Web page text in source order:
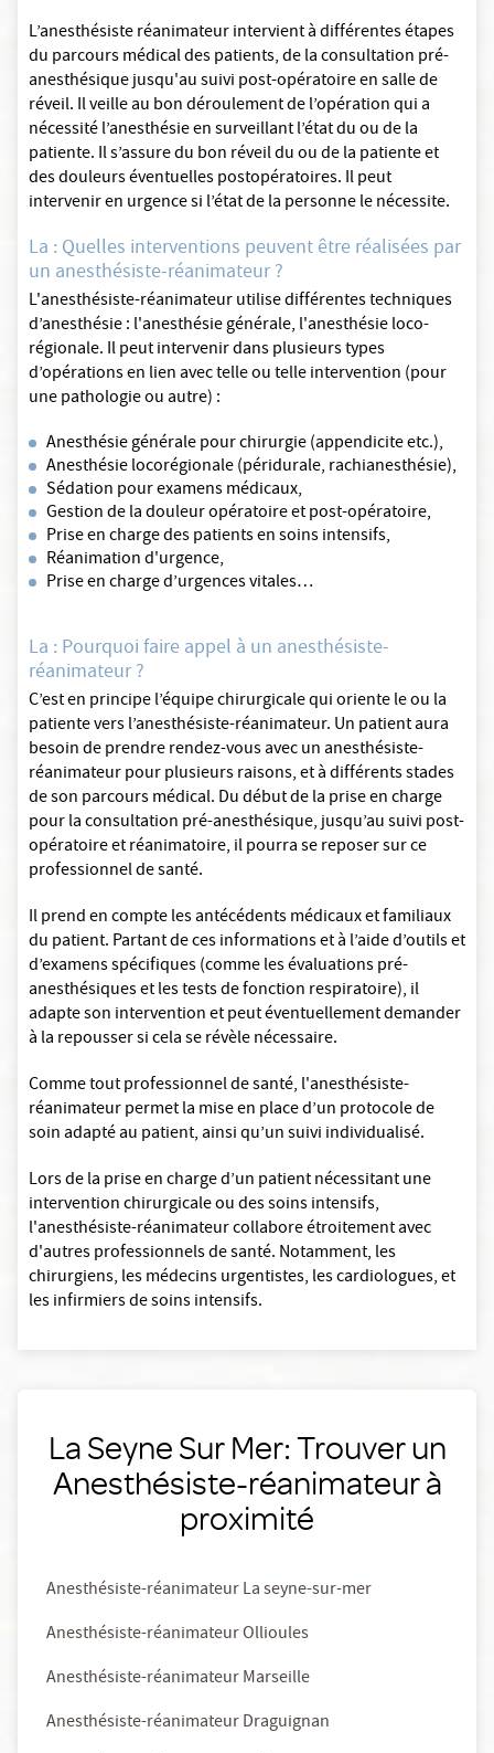
L’anesthésiste réanimateur intervient à différentes étapes
du parcours médical des patients, de la consultation pré-
anesthésique jusqu'au suivi post-opératoire en salle de
réveil. Il veille au bon déroulement de l’opération qui a
nécessité l’anesthésie en surveillant l’état du ou de la
patiente. Il s’assure du bon réveil du ou de la patiente et
des douleurs éventuelles postopératoires. Il peut
intervenir en urgence si l’état de la personne le nécessite.
La : Quelles interventions peuvent être réalisées par
un anesthésiste-réanimateur ?
L'anesthésiste-réanimateur utilise différentes techniques
d’anesthésie : l'anesthésie générale, l'anesthésie loco-
régionale. Il peut intervenir dans plusieurs types
d’opérations en lien avec telle ou telle intervention (pour
une pathologie ou autre) :
Anesthésie générale pour chirurgie (appendicite etc.),
Anesthésie locorégionale (péridurale, rachianesthésie),
Sédation pour examens médicaux,
Gestion de la douleur opératoire et post-opératoire,
Prise en charge des patients en soins intensifs,
Réanimation d'urgence,
Prise en charge d’urgences vitales…
La : Pourquoi faire appel à un anesthésiste-
réanimateur ?
C’est en principe l’équipe chirurgicale qui oriente le ou la
patiente vers l’anesthésiste-réanimateur. Un patient aura
besoin de prendre rendez-vous avec un anesthésiste-
réanimateur pour plusieurs raisons, et à différents stades
de son parcours médical. Du début de la prise en charge
pour la consultation pré-anesthésique, jusqu’au suivi post-
opératoire et réanimatoire, il pourra se reposer sur ce
professionnel de santé.
Il prend en compte les antécédents médicaux et familiaux
du patient. Partant de ces informations et à l’aide d’outils et
d’examens spécifiques (comme les évaluations pré-
anesthésiques et les tests de fonction respiratoire), il
adapte son intervention et peut éventuellement demander
à la repousser si cela se révèle nécessaire.
Comme tout professionnel de santé, l'anesthésiste-
réanimateur permet la mise en place d’un protocole de
soin adapté au patient, ainsi qu’un suivi individualisé.
Lors de la prise en charge d’un patient nécessitant une
intervention chirurgicale ou des soins intensifs,
l'anesthésiste-réanimateur collabore étroitement avec
d'autres professionnels de santé. Notamment, les
chirurgiens, les médecins urgentistes, les cardiologues, et
les infirmiers de soins intensifs.
La Seyne Sur Mer: Trouver un
Anesthésiste-réanimateur à
proximité
Anesthésiste-réanimateur La seyne-sur-mer
Anesthésiste-réanimateur Ollioules
Anesthésiste-réanimateur Marseille
Anesthésiste-réanimateur Draguignan